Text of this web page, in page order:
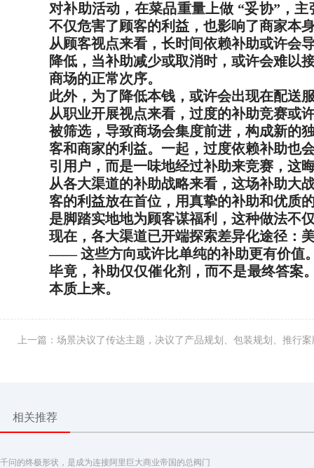
对补助活动，在菜品重量上做 “妥协”，
不仅危害了顾客的利益，也影响了商家本
从顾客视点来看，长时间依赖补助或许会
降低，当补助减少或取消时，或许会难以
商场的正常次序。
此外，为了降低本钱，或许会出现在配送
从职业开展视点来看，过度的补助竞赛或
被筛选，导致商场会集度前进，构成新的
客和商家的利益。一起，过度依赖补助也
引用户，而是一味地经过补助来竞赛，这
从各大渠道的补助战略来看，这场补助大
客的利益放在首位，用真挚的补助和优质
是脚踏实地地为顾客谋福利，这种做法不
现在，各大渠道已开端探索差异化途径：
—— 这些方向或许比单纯的补助更有价值
毕竟，补助仅仅催化剂，而不是最终答案
本质上来。
上一篇：场景决议了传达主题，决议了产品规划、包装规划、推行
相关推荐
千问的终极形状，是成为连接阿里巨大商业帝国的总阀门